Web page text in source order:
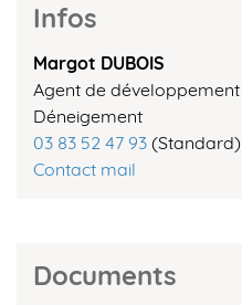
Infos
Margot DUBOIS
Agent de développement
Déneigement
03 83 52 47 93 (Standard)
Contact mail
Documents